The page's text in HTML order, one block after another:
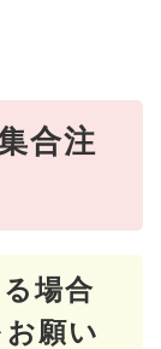
合注
場合
願い